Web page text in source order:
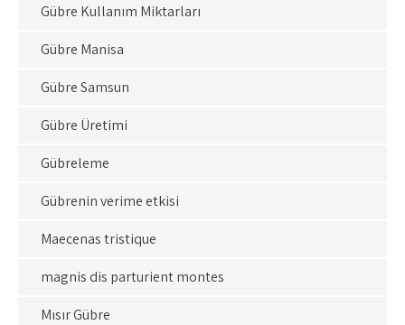
Gübre Kullanım Miktarları
Gübre Manisa
Gübre Samsun
Gübre Üretimi
Gübreleme
Gübrenin verime etkisi
Maecenas tristique
magnis dis parturient montes
Mısır Gübre